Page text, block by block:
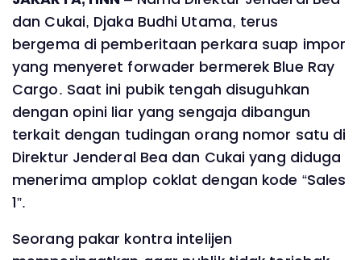
dan Cukai, Djaka Budhi Utama, terus
bergema di pemberitaan perkara suap impor
yang menyeret forwader bermerek Blue Ray
Cargo. Saat ini pubik tengah disuguhkan
dengan opini liar yang sengaja dibangun
terkait dengan tudingan orang nomor satu di
Direktur Jenderal Bea dan Cukai yang diduga
menerima amplop coklat dengan kode “Sales
1”.
Seorang pakar kontra intelijen